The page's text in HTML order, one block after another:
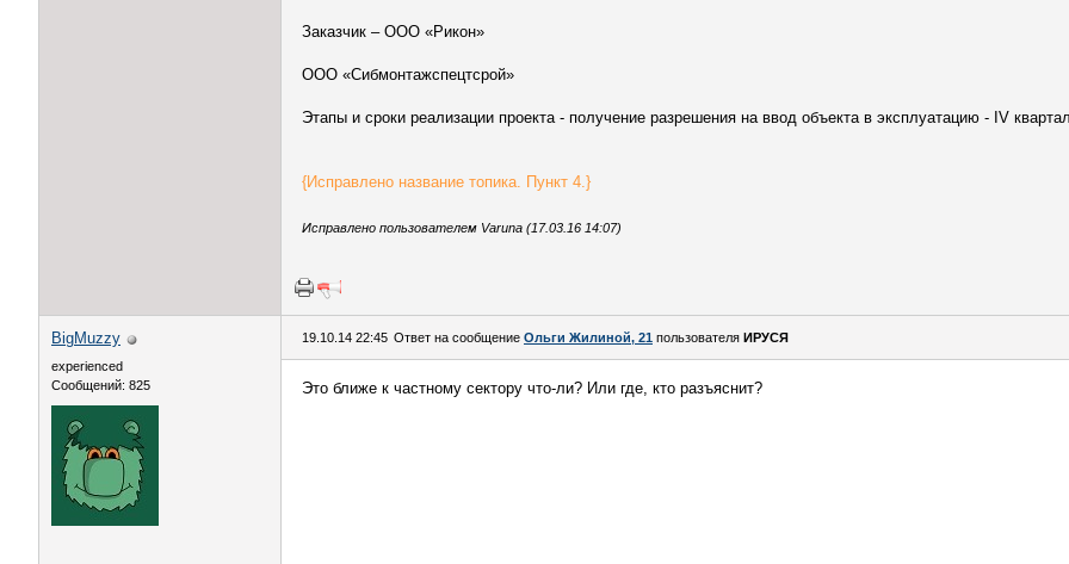
Заказчик – ООО «Рикон»
ООО «Сибмонтажспецтсрой»
Этапы и сроки реализации проекта - получение разрешения на ввод объекта в эксплуатацию - IV
{Исправлено название топика. Пункт 4.}
Исправлено пользователем Varuna (17.03.16 14:07)
BigMuzzy
experienced
Сообщений: 825
19.10.14 22:45 Ответ на сообщение Ольги Жилиной, 21 пользователя ИРУСЯ
Это ближе к частному сектору что-ли? Или где, кто разъяснит?